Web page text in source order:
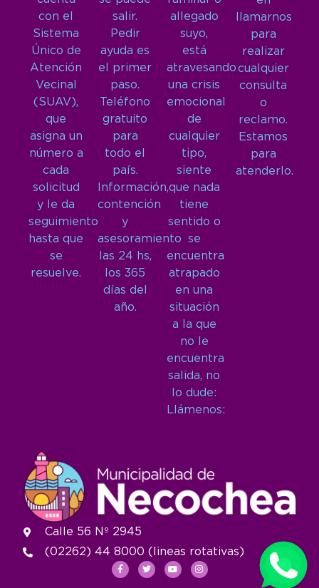
con el
Sistema
Único de
Atención
Vecinal
(SUAV),
que
asigna un
número a
cada
solicitud
y le da
seguimiento
hasta que
se
resuelve.
salir.
Pedir
ayuda es
el primer
paso.
Teléfono
gratuito
para
todo el
país.
Información,
contención
y
asesoramiento
las 24 hs,
los 365
días del
año.
allegado
suyo,
está
atravesando
una crisis
emocional
de
cualquier
tipo,
siente
que nada
tiene
sentido o
se
encuentra
atrapado
en una
situación
a la que
no le
encuentra
salida, no
lo dude:
Llámenos:
llamarnos
para
realizar
cualquier
consulta
o
reclamo.
Estamos
para
atenderlo.
Calle 56 Nº 2945
(02262) 44 8000 (lineas rotativas)